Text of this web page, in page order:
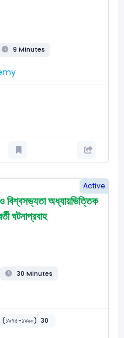
9 Minutes
Active
বিশ্বসভ্যতা অধ্যায়ভিত্তিক
ঘটনাপ্রবাহ
30 Minutes
(১৯৭৫-১৯৯০) 30